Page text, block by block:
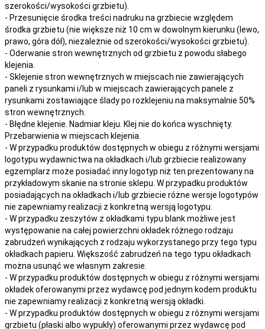
szerokości/wysokości grzbietu).
- Przesunięcie środka treści nadruku na grzbiecie względem
środka grzbietu (nie większe niż 10 cm w dowolnym kierunku (lewo,
prawo, góra dół), niezależnie od szerokości/wysokości grzbietu).
- Oderwanie stron wewnętrznych od grzbietu z powodu słabego
klejenia.
- Sklejenie stron wewnętrznych w miejscach nie zawierających
paneli z rysunkami i/lub w miejscach zawierających panele z
rysunkami zostawiające ślady po rozklejeniu na maksymalnie 50%
stron wewnętrznych.
- Błędne klejenie. Nadmiar kleju. Klej nie do końca wyschnięty.
Przebarwienia w miejscach klejenia.
- W przypadku produktów dostępnych w obiegu z różnymi wersjami
logotypu wydawnictwa na okładkach i/lub grzbiecie realizowany
egzemplarz może posiadać inny logotyp niż ten prezentowany na
przykładowym skanie na stronie sklepu. W przypadku produktów
posiadających na okładkach i/lub grzbiecie różne wersje logotypów
nie zapewniamy realizacji z konkretną wersją logotypu.
- W przypadku zeszytów z okładkami typu blank możliwe jest
występowanie na całej powierzchni okładek różnego rodzaju
zabrudzeń wynikających z rodzaju wykorzystanego przy tego typu
okładkach papieru. Większość zabrudzeń na tego typu okładkach
można usunąć we własnym zakresie.
- W przypadku produktów dostępnych w obiegu z różnymi wersjami
okładek oferowanymi przez wydawcę pod jednym kodem produktu
nie zapewniamy realizacji z konkretną wersją okładki.
- W przypadku produktów dostępnych w obiegu z różnymi wersjami
grzbietu (płaski albo wypukły) oferowanymi przez wydawcę pod